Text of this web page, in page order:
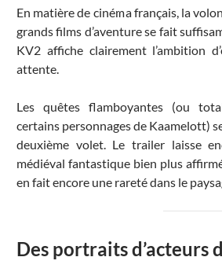
En matière de cinéma français, la
grands films d’aventure se fait
KV2 affiche clairement l’ambition
attente.
Les quêtes flamboyantes (ou
certains personnages de Kaamelott)
deuxième volet. Le trailer laisse
médiéval fantastique bien plus
en fait encore une rareté dans le
Des portraits d’acteurs